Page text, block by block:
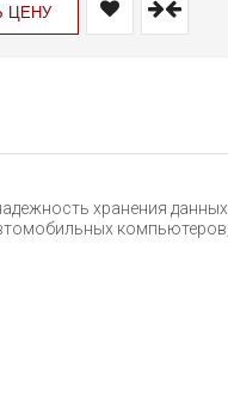
ЦЕНУ
хранения данных.
компьютеров,